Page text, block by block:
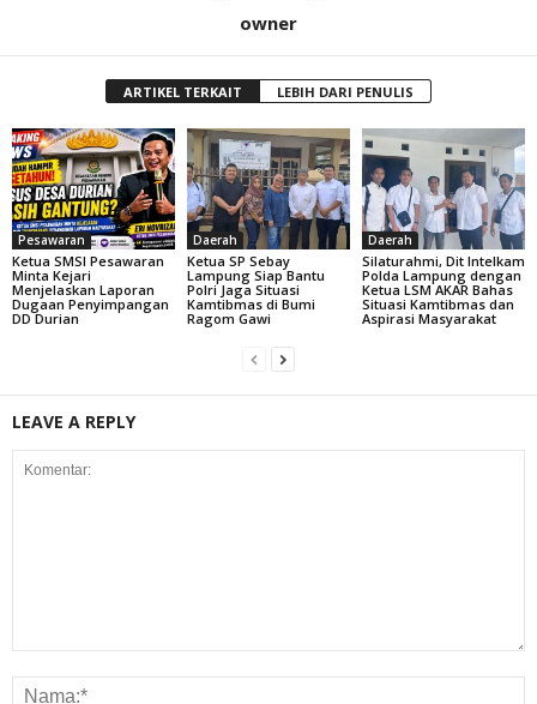
owner
ARTIKEL TERKAIT LEBIH DARI PENULIS
Pesawaran
Ketua SMSI Pesawaran
Minta Kejari
Menjelaskan Laporan
Dugaan Penyimpangan
DD Durian
Daerah
Ketua SP Sebay
Lampung Siap Bantu
Polri Jaga Situasi
Kamtibmas di Bumi
Ragom Gawi
Daerah
Silaturahmi, Dit Intelkam
Polda Lampung dengan
Ketua LSM AKAR Bahas
Situasi Kamtibmas dan
Aspirasi Masyarakat
LEAVE A REPLY